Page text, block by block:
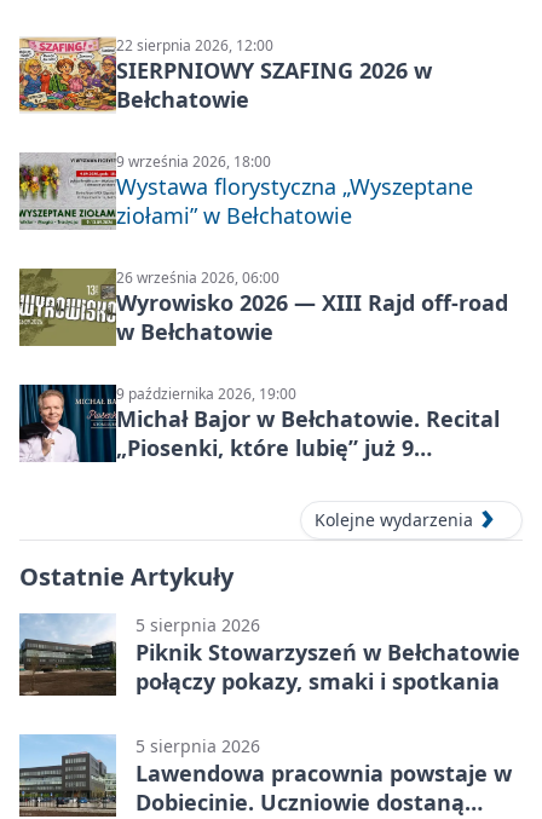
22 sierpnia 2026, 12:00
SIERPNIOWY SZAFING 2026 w
Bełchatowie
9 września 2026, 18:00
Wystawa florystyczna „Wyszeptane
ziołami” w Bełchatowie
26 września 2026, 06:00
Wyrowisko 2026 — XIII Rajd off‑road
w Bełchatowie
9 października 2026, 19:00
Michał Bajor w Bełchatowie. Recital
„Piosenki, które lubię” już 9
Kolejne wydarzenia
Ostatnie Artykuły
5 sierpnia 2026
Piknik Stowarzyszeń w Bełchatowie
połączy pokazy, smaki i spotkania
5 sierpnia 2026
Lawendowa pracownia powstaje w
Dobiecinie. Uczniowie dostaną